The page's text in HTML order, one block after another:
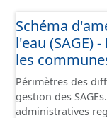
Schéma
l'eau (SAGE)
les
Périmètres des
gestion des
administratives